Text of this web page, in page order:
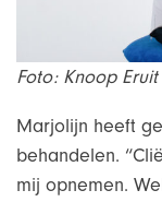
Foto: Knoop Eruit
Marjolijn heeft
behandelen.
mij opnemen.